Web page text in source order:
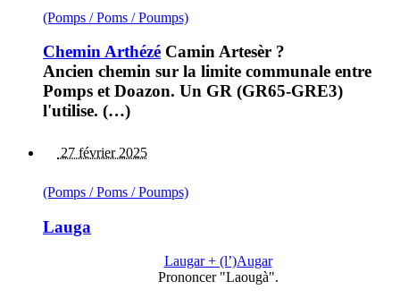
(Pomps / Poms / Poumps)
Chemin Arthézé Camin Artesèr ?
Ancien chemin sur la limite communale entre
Pomps et Doazon. Un GR (GR65-GRE3)
l'utilise. (…)
27 février 2025
(Pomps / Poms / Poumps)
Lauga
Laugar + (l’)Augar
Prononcer "Laougà".